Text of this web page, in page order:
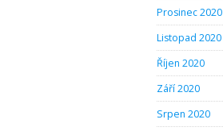
Prosinec 2020
Listopad 2020
Říjen 2020
Září 2020
Srpen 2020